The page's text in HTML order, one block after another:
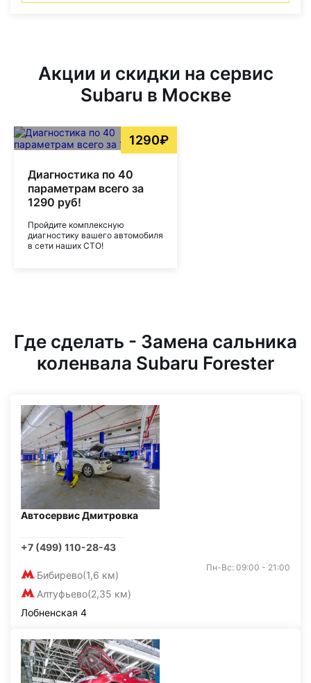
Акции и скидки на сервис
Subaru в Москве
1290₽
Диагностика по 40
параметрам всего за
1290 руб!
Пройдите комплексную
диагностику вашего автомобиля
в сети наших СТО!
Где сделать - Замена сальника
коленвала Subaru Forester
Автосервис Дмитровка
+7 (499) 110-28-43
Бибирево(1,6 км)
Алтуфьево(2,35 км)
Пн-Вс: 09:00 - 21:00
Лобненская 4